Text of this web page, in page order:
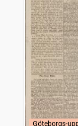
Göteborgs-